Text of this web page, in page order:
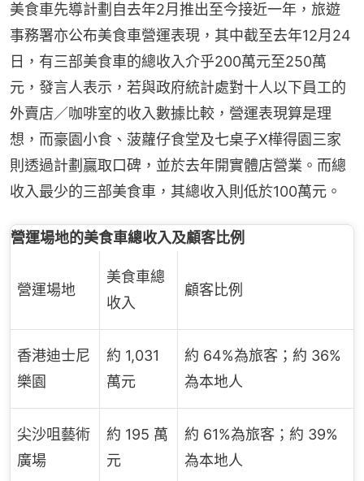
美食車先導計劃自去年2月推出至今接近一年，旅遊
事務署亦公布美食車營運表現，其中截至去年12月24
日，有三部美食車的總收入介乎200萬元至250萬
元，發言人表示，若與政府統計處對十人以下員工的
外賣店／咖啡室的收入數據比較，營運表現算是理
想，而豪園小食、菠蘿仔食堂及七桌子X樺得園三家
則透過計劃贏取口碑，並於去年開實體店營業。而總
收入最少的三部美食車，其總收入則低於100萬元。
營運場地的美食車總收入及顧客比例
營運場地
美食車總
收入
顧客比例
香港迪士尼
樂園
約 1,031
萬元
約 64%為旅客；約 36%
為本地人
尖沙咀藝術
廣場
約 195 萬
元
約 61%為旅客；約 39%
為本地人